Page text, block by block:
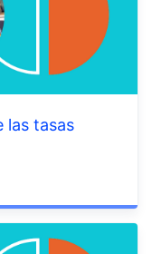
las tasas